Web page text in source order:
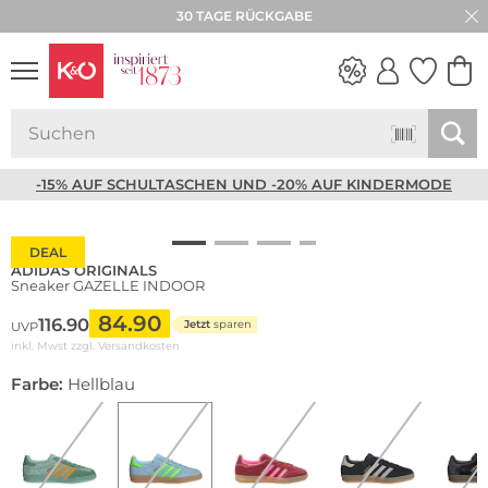
30 TAGE RÜCKGABE
-15% AUF SCHULTASCHEN UND -20% AUF KINDERMODE
DEAL
ADIDAS ORIGINALS
Sneaker GAZELLE INDOOR
UVP116.90 84.90 Jetzt sparen
inkl. Mwst zzgl. Versandkosten
Farbe: Hellblau